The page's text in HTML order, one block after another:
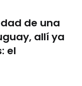
de una
allí ya
el